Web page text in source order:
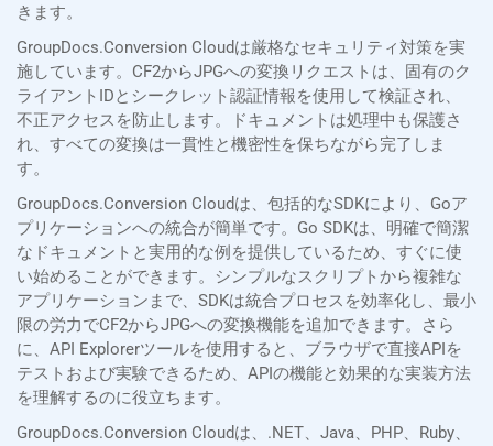
きます。
GroupDocs.Conversion Cloudは厳格なセキュリティ対策を実
施しています。CF2からJPGへの変換リクエストは、固有のク
ライアントIDとシークレット認証情報を使用して検証され、
不正アクセスを防止します。ドキュメントは処理中も保護さ
れ、すべての変換は一貫性と機密性を保ちながら完了しま
す。
GroupDocs.Conversion Cloudは、包括的なSDKにより、Goア
プリケーションへの統合が簡単です。Go SDKは、明確で簡潔
なドキュメントと実用的な例を提供しているため、すぐに使
い始めることができます。シンプルなスクリプトから複雑な
アプリケーションまで、SDKは統合プロセスを効率化し、最小
限の労力でCF2からJPGへの変換機能を追加できます。さら
に、API Explorerツールを使用すると、ブラウザで直接APIを
テストおよび実験できるため、APIの機能と効果的な実装方法
を理解するのに役立ちます。
GroupDocs.Conversion Cloudは、.NET、Java、PHP、Ruby、